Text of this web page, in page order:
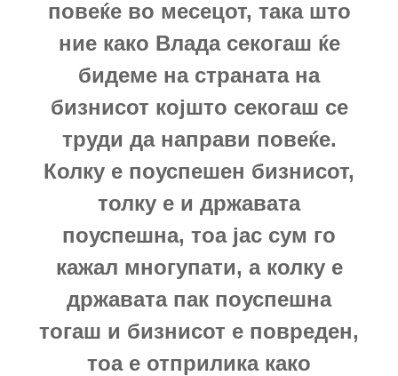
повеќе во месецот, така што
ние како Влада секогаш ќе
бидеме на страната на
бизнисот којшто секогаш се
труди да направи повеќе.
Колку е поуспешен бизнисот,
толку е и државата
поуспешна, тоа јас сум го
кажал многупати, а колку е
државата пак поуспешна
тогаш и бизнисот е повреден,
тоа е отприлика како